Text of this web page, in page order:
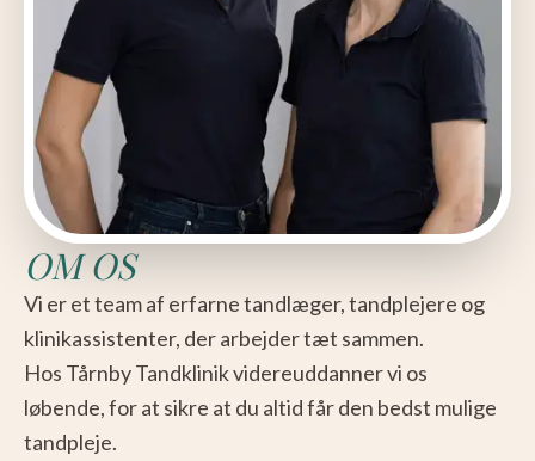
OM OS
Vi er et team af erfarne tandlæger, tandplejere og
klinikassistenter, der arbejder tæt sammen.
Hos Tårnby Tandklinik videreuddanner vi os
løbende, for at sikre at du altid får den bedst mulige
tandpleje.